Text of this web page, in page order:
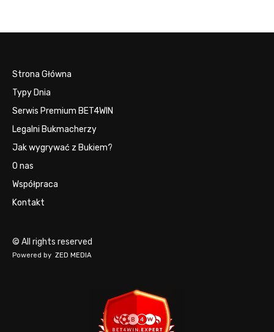
Strona Główna
Typy Dnia
Serwis Premium BET4WIN
Legalni Bukmacherzy
Jak wygrywać z Bukiem?
O nas
Współpraca
Kontakt
© All rights reserved
Powered by ZED MEDIA